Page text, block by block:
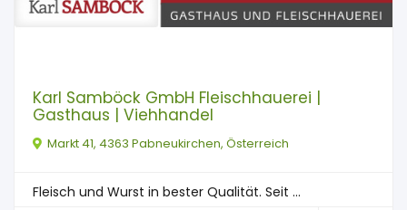
Karl Samböck GmbH Fleischhauerei |
Gasthaus | Viehhandel
Markt 41, 4363 Pabneukirchen, Österreich
Fleisch und Wurst in bester Qualität. Seit ...